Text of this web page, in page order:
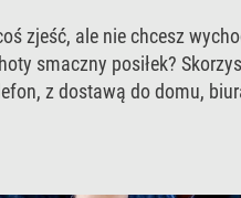
zjeść, ale nie chcesz
smaczny posiłek?
z dostawą do domu,